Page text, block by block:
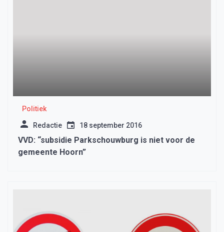
Politiek
Redactie 18 september 2016
VVD: “subsidie Parkschouwburg is niet voor de
gemeente Hoorn”